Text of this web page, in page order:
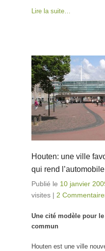
Lire la suite…
Houten: une ville
qui rend
Publié le 10 janvier
visites | 2
Une cité modèle pour
commun
Houten est une ville